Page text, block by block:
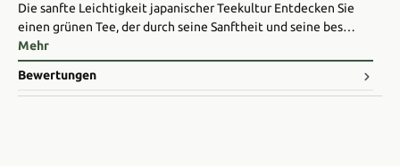
Die sanfte Leichtigkeit japanischer Teekultur Entdecken Sie
einen grünen Tee, der durch seine Sanftheit und seine bes…
Mehr
Bewertungen